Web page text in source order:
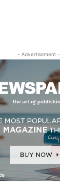
- Advertisement -